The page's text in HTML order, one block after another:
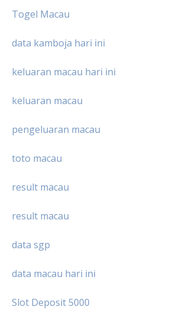
Togel Macau
data kamboja hari ini
keluaran macau hari ini
keluaran macau
pengeluaran macau
toto macau
result macau
result macau
data sgp
data macau hari ini
Slot Deposit 5000